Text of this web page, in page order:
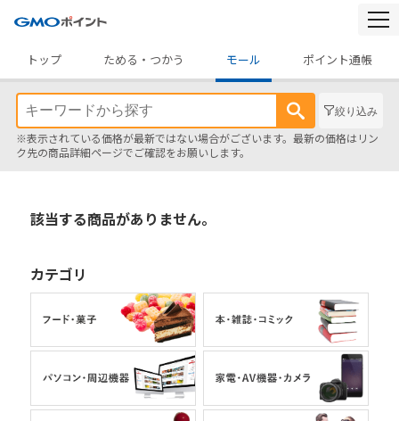
トップ
ためる・つかう モール ポイント通帳
絞り込み
※表示されている価格が最新ではない場合がございます。最新の価格はリン
ク先の商品詳細ページでご確認をお願いします。
該当する商品がありません。
カテゴリ